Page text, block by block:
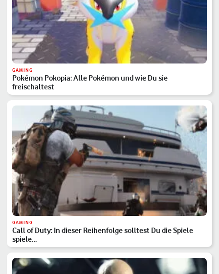
GAMING
Pokémon Pokopia: Alle Pokémon und wie Du sie
freischaltest
GAMING
Call of Duty: In dieser Reihenfolge solltest Du die Spiele
spiele…